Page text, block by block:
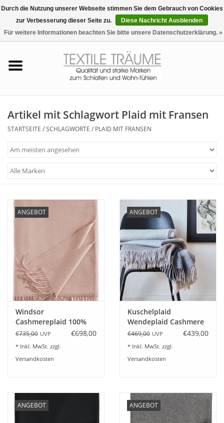
0 Artikel - €0,00
Tag & Nachtwäsche
Haus-Bademäntel
Plaids, Decken, Kissen
Mode & Accessoires
Edles aus Cashmere
Tisch & Küche
Kinder
Gutscheine
Artikel mit Schlagwort Plaid mit Fransen
STARTSEITE /SCHLAGWORTE / PLAID MIT FRANSEN
ANGEBOT
Windsor
Cashmereplaid 100%
Kaschmir Farbe puder
€735,00 UVP €698,00
* Inkl. MwSt. zzgl.
Versandkosten
ANGEBOT
Kuschelplaid
Wendeplaid Cashmere
/Wolle Alassio
€469,00 UVP €439,00
* Inkl. MwSt. zzgl.
Versandkosten
ANGEBOT ANGEBOT
Durch die Nutzung unserer Webseite stimmen Sie dem Gebrauch von Cookies
zur Verbesserung dieser Seite zu.
Diese Nachricht Ausblenden
Für weitere Informationen beachten Sie bitte unsere Datenschutzerklärung. »